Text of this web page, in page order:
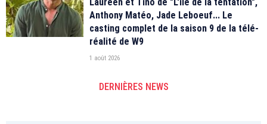
Anthony Matéo, Jade Leboeuf... Le
casting complet de la saison 9 de la télé-
réalité de W9
1 août 2026
DERNIÈRES NEWS